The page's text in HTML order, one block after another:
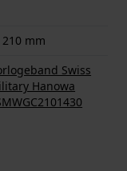
mm
Swiss
Hanowa